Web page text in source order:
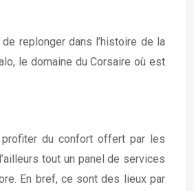
replonger dans l’histoire de la
le domaine du Corsaire où est
du confort offert par les
tout un panel de services
En bref, ce sont des lieux par